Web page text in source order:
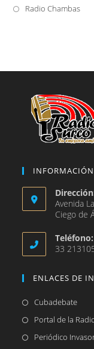
en
Radio ChambasSe
Avenida
Ciego de
Teléfono:
33
ENLACES DE
CubadebateSe
Portal de la
Periódico